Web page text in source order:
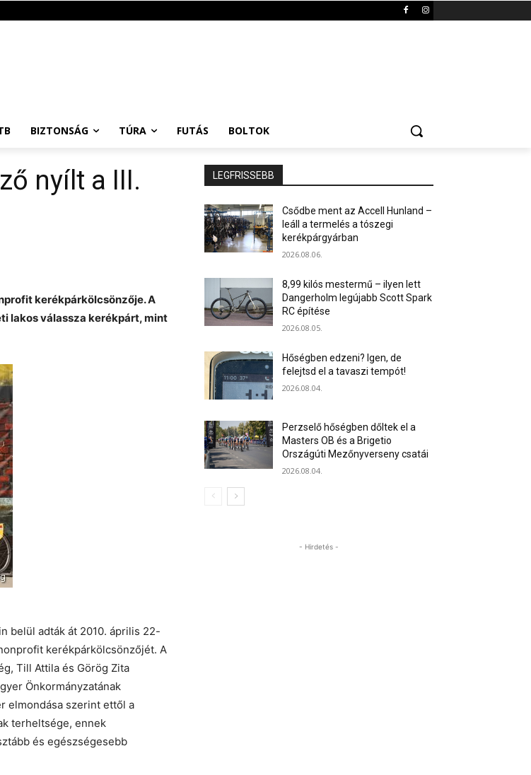
BIZTONSÁG TÚRA FUTÁS BOLTOK
nyílt a III.
kerékpárkölcsönzője. A
lakos válassza kerékpárt, mint
belül adták át 2010. április 22-
kerékpárkölcsönzőjét. A
Till Attila és Görög Zita
Önkormányzatának
elmondása szerint ettől a
terheltsége, ennek
és egészségesebb
LEGFRISSEBB
Csődbe ment az Accell Hunland –
leáll a termelés a tószegi
kerékpárgyárban
2026.08.06.
8,99 kilós mestermű – ilyen lett
Dangerholm legújabb Scott Spark
RC építése
2026.08.05.
Hőségben edzeni? Igen, de
felejtsd el a tavaszi tempót!
2026.08.04.
Perzselő hőségben dőltek el a
Masters OB és a Brigetio
Országúti Mezőnyverseny csatái
2026.08.04.
- Hirdetés -